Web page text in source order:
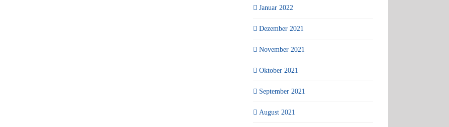
Januar 2022
Dezember 2021
November 2021
Oktober 2021
September 2021
August 2021